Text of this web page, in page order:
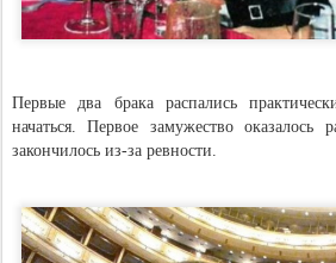
Первые два брака распались
начаться. Первое замужество оказалось
закончилось из-за ревности.